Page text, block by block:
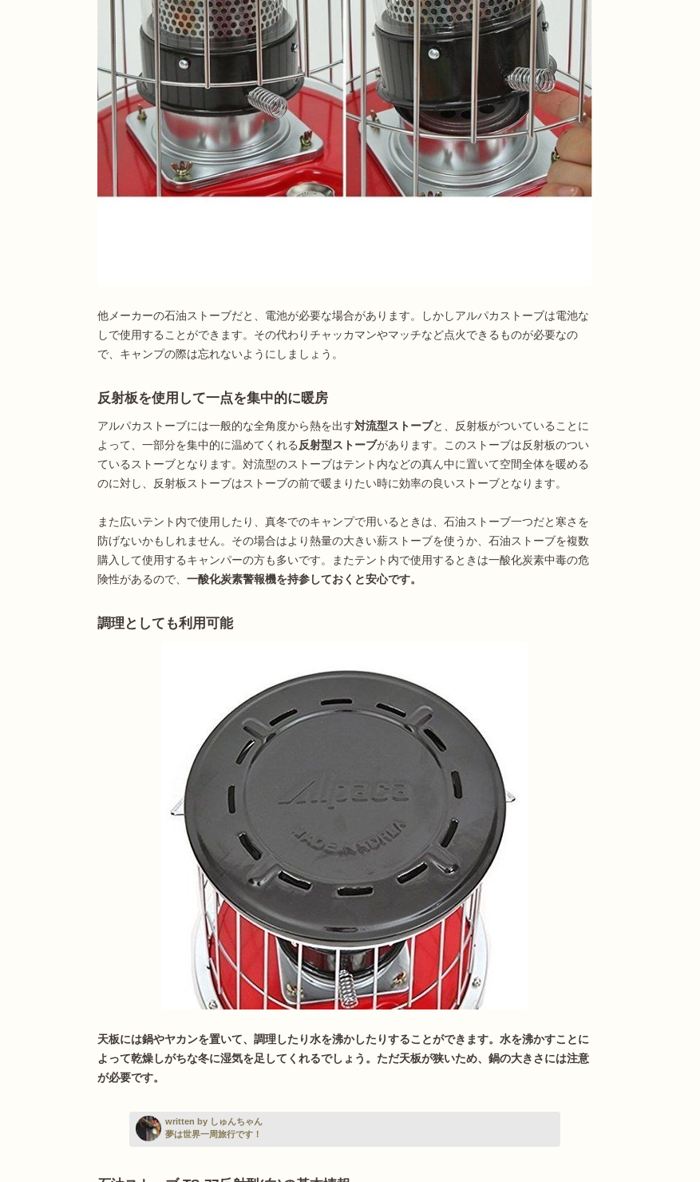
他メーカーの石油ストーブだと、電池が必要な場合があります。しかしアルパカストーブは電池な
しで使用することができます。その代わりチャッカマンやマッチなど点火できるものが必要なの
で、キャンプの際は忘れないようにしましょう。
反射板を使用して一点を集中的に暖房
アルパカストーブには一般的な全角度から熱を出す対流型ストーブと、反射板がついていることに
よって、一部分を集中的に温めてくれる 反射型ストーブがあります。このストーブは反射板のつい
ているストーブとなります。対流型のストーブはテント内などの真ん中に置いて空間全体を暖める
のに対し、反射板ストーブはストーブの前で暖まりたい時に効率の良いストーブとなります。
また広いテント内で使用したり、真冬でのキャンプで用いるときは、石油ストーブ一つだと寒さを
防げないかもしれません。その場合はより熱量の大きい薪ストーブを使うか、石油ストーブを複数
購入して使用するキャンパーの方も多いです。またテント内で使用するときは一酸化炭素中毒の危
険性があるので、 一酸化炭素警報機を持参しておくと安心です。
調理としても利用可能
天板には鍋やヤカンを置いて、調理したり水を沸かしたりすることができます。水を沸かすことに
よって乾燥しがちな冬に湿気を足してくれるでしょう。ただ天板が狭いため、鍋の大きさには注意
が必要です。
written by しゅんちゃん
夢は世界一周旅行です！